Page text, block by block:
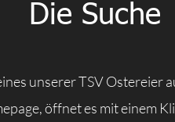
Die Suche
unserer TSV Ostereier
öffnet es mit einem